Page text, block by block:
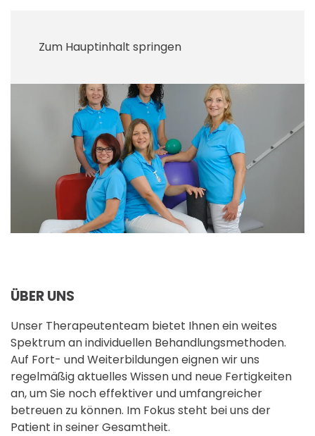
Zum Hauptinhalt springen
ÜBER UNS
Unser Therapeutenteam bietet Ihnen ein weites
Spektrum an individuellen Behandlungsmethoden.
Auf Fort- und Weiterbildungen eignen wir uns
regelmäßig aktuelles Wissen und neue Fertigkeiten
an, um Sie noch effektiver und umfangreicher
betreuen zu können. Im Fokus steht bei uns der
Patient in seiner Gesamtheit.